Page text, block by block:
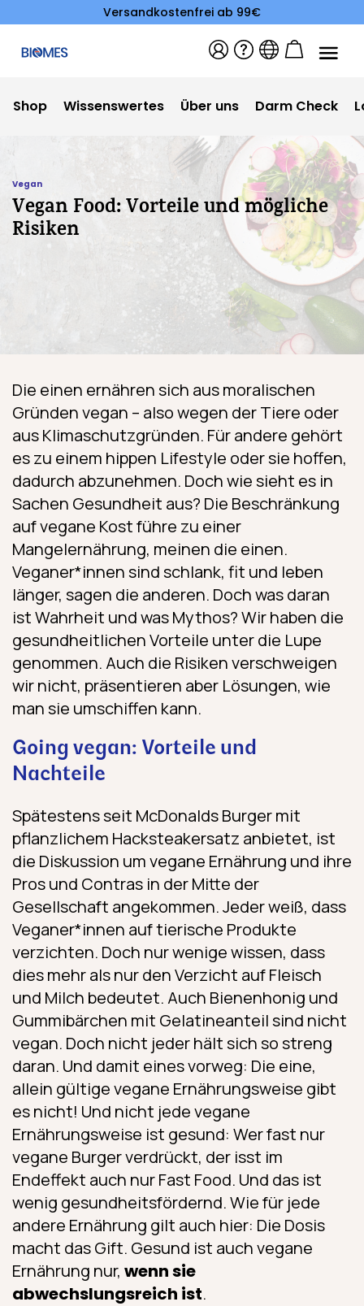
Versandkostenfrei ab 99€
Shop Wissenswertes Über uns Darm Check
Vegan
Vegan Food: Vorteile und mögliche
Risiken
Die einen ernähren sich aus moralischen
Gründen vegan – also wegen der Tiere oder
aus Klimaschutzgründen. Für andere gehört
es zu einem hippen Lifestyle oder sie hoffen,
dadurch abzunehmen. Doch wie sieht es in
Sachen Gesundheit aus? Die Beschränkung
auf vegane Kost führe zu einer
Mangelernährung, meinen die einen.
Veganer*innen sind schlank, fit und leben
länger, sagen die anderen. Doch was daran
ist Wahrheit und was Mythos? Wir haben die
gesundheitlichen Vorteile unter die Lupe
genommen. Auch die Risiken verschweigen
wir nicht, präsentieren aber Lösungen, wie
man sie umschiffen kann.
Going vegan: Vorteile und
Nachteile
Spätestens seit McDonalds Burger mit
pflanzlichem Hacksteakersatz anbietet, ist
die Diskussion um vegane Ernährung und ihre
Pros und Contras in der Mitte der
Gesellschaft angekommen. Jeder weiß, dass
Veganer*innen auf tierische Produkte
verzichten. Doch nur wenige wissen, dass
dies mehr als nur den Verzicht auf Fleisch
und Milch bedeutet. Auch Bienenhonig und
Gummibärchen mit Gelatineanteil sind nicht
vegan. Doch nicht jeder hält sich so streng
daran. Und damit eines vorweg: Die eine,
allein gültige vegane Ernährungsweise gibt
es nicht! Und nicht jede vegane
Ernährungsweise ist gesund: Wer fast nur
vegane Burger verdrückt, der isst im
Endeffekt auch nur Fast Food. Und das ist
wenig gesundheitsfördernd. Wie für jede
andere Ernährung gilt auch hier: Die Dosis
macht das Gift. Gesund ist auch vegane
Ernährung nur, wenn sie
abwechslungsreich ist.